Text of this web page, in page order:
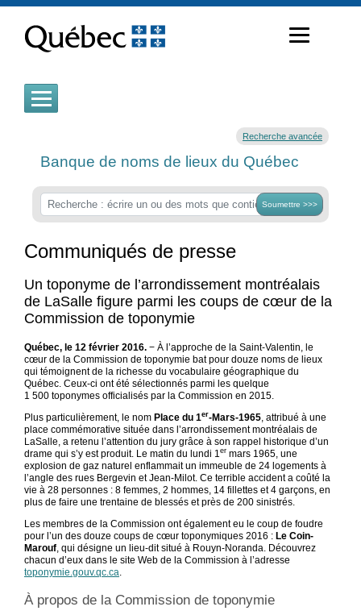
contenu
Recherche avancée
Banque de noms de lieux du Québec
Soumettre >>>
Communiqués de presse
Un toponyme de l’arrondissement montréalais
de LaSalle figure parmi les coups de cœur de la
Commission de toponymie
Québec, le 12 février 2016. − À l’approche de la Saint-Valentin, le
cœur de la Commission de toponymie bat pour douze noms de lieux
qui témoignent de la richesse du vocabulaire géographique du
Québec. Ceux-ci ont été sélectionnés parmi les quelque
1 500 toponymes officialisés par la Commission en 2015.
Plus particulièrement, le nom Place du 1er-Mars-1965, attribué à une
place commémorative située dans l’arrondissement montréalais de
LaSalle, a retenu l’attention du jury grâce à son rappel historique d’un
drame qui s’y est produit. Le matin du lundi 1er mars 1965, une
explosion de gaz naturel enflammait un immeuble de 24 logements à
l’angle des rues Bergevin et Jean-Milot. Ce terrible accident a coûté la
vie à 28 personnes : 8 femmes, 2 hommes, 14 fillettes et 4 garçons, en
plus de faire une trentaine de blessés et près de 200 sinistrés.
Les membres de la Commission ont également eu le coup de foudre
pour l’un des douze coups de cœur toponymiques 2016 : Le Coin-
Marouf, qui désigne un lieu-dit situé à Rouyn-Noranda. Découvrez
chacun d’eux dans le site Web de la Commission à l’adresse
toponymie.gouv.qc.ca.
À propos de la Commission de toponymie